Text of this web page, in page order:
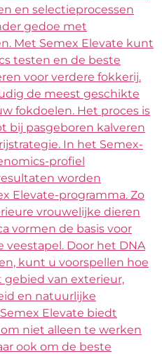
en selectieprocessen
gedoe met
Met Semex Elevate kunt
testen en de beste
voor verdere fokkerij.
de meest geschikte
fokdoelen. Het proces is
bij pasgeboren kalveren
In het Semex-
profiel
worden
Elevate-programma. Zo
vrouwelijke dieren
vormen de basis voor
veestapel. Door het DNA
kunt u voorspellen hoe
gebied van exterieur,
en natuurlijke
Elevate biedt
niet alleen te werken
ook om de beste